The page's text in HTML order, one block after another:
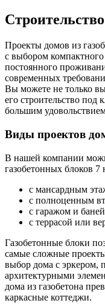
Проекты домов из
с выбором компактного
постоянного
современных
Вы можете не только
его строительство
большим
Виды проектов
В нашей компании
газобетонных блоков
с мансардным
с полноценным
с гаражом и
с террасой или
Газобетонные блоки
самые сложные
выбор дома с эркером,
архитектурными
дома из газобетона
каркасные коттеджи.